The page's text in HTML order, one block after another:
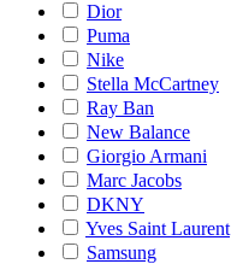
Dior
Puma
Nike
Stella McCartney
Ray Ban
New Balance
Giorgio Armani
Marc Jacobs
DKNY
Yves Saint Laurent
Samsung